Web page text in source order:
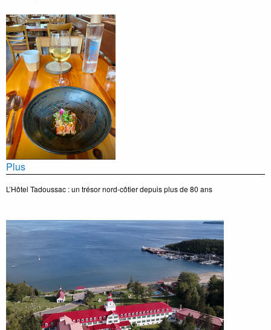
Plus
L’Hôtel Tadoussac : un trésor nord-côtier depuis plus de 80 ans